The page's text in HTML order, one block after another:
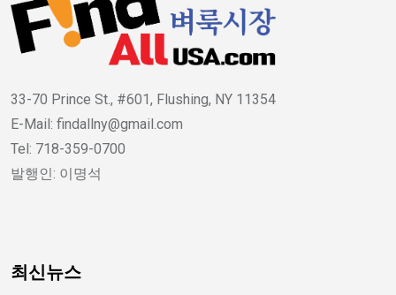
33-70 Prince St., #601, Flushing, NY 11354
E-Mail: findallny@gmail.com
Tel: 718-359-0700
발행인: 이명석
최신뉴스